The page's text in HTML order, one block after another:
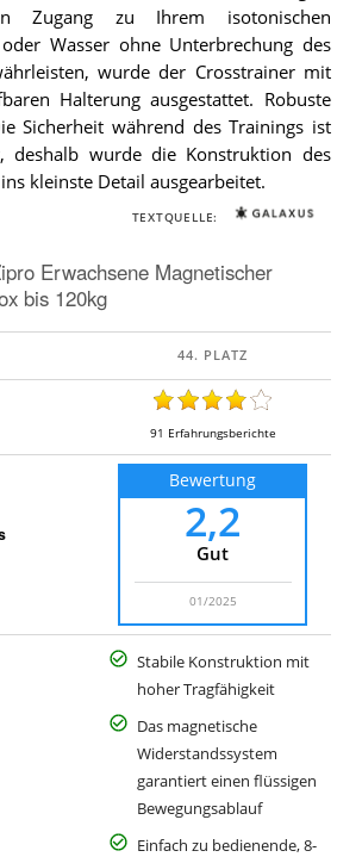
Zugang zu Ihrem isotonischen
Wasser ohne Unterbrechung des
wurde der Crosstrainer mit
Halterung ausgestattet. Robuste
Sicherheit während des Trainings ist
deshalb wurde die Konstruktion des
kleinste Detail ausgearbeitet.
TEXTQUELLE:
Erwachsene Magnetischer
bis 120kg
91 Erfahrungsberichte
Bewertung
2,2
Gut
01/2025
Stabile Konstruktion mit
hoher Tragfähigkeit
Das magnetische
Widerstandssystem
garantiert einen flüssigen
Bewegungsablauf
Einfach zu bedienende, 8-